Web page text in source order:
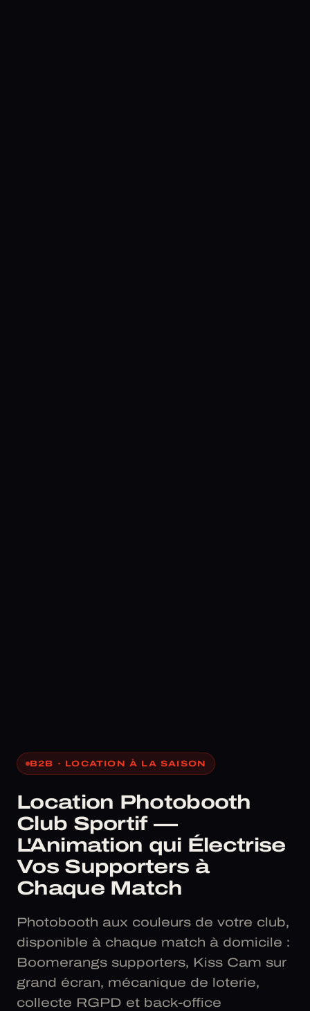
B2B · LOCATION À LA SAISON
Location Photobooth
Club Sportif —
L'Animation qui Électrise
Vos Supporters à
Chaque Match
Photobooth aux couleurs de votre club,
disponible à chaque match à domicile :
Boomerangs supporters, Kiss Cam sur
grand écran, mécanique de loterie,
collecte RGPD et back-office